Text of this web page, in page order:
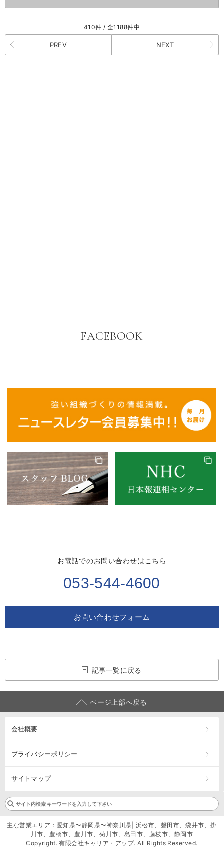
410件 / 全1188件中
PREV NEXT
FACEBOOK
お電話でのお問い合わせはこちら
053-544-4600
お問い合わせフォーム
記事一覧に戻る
ページ上部へ戻る
会社概要
プライバシーポリシー
サイトマップ
主な営業エリア：愛知県〜静岡県〜神奈川県| 浜松市、磐田市、袋井市、掛
川市、豊橋市、豊川市、菊川市、島田市、藤枝市、静岡市
Copyright. 有限会社キャリア・アップ. All Rights Reserved.